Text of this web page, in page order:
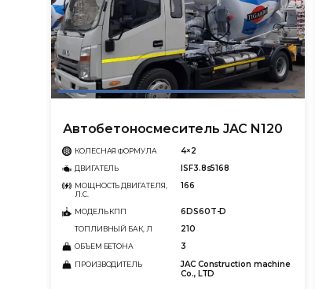
Автобетоносмеситель JAC N120
КОЛЕСНАЯ ФОРМУЛА 4×2
ДВИГАТЕЛЬ ISF3.8s5168
МОЩНОСТЬ ДВИГАТЕЛЯ,
Л.С.
166
МОДЕЛЬ КПП 6DS60T-D
ТОПЛИВНЫЙ БАК, Л 210
ОБЪЕМ БЕТОНА 3
ПРОИЗВОДИТЕЛЬ
JAC Construction machine
Co., LTD